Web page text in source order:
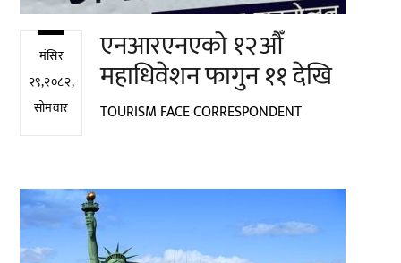
मंसिर
२९,२०८२,
सोमवार
एनआरएनएको १२औँ
महाधिवेशन फागुन ११ देखि
TOURISM FACE CORRESPONDENT